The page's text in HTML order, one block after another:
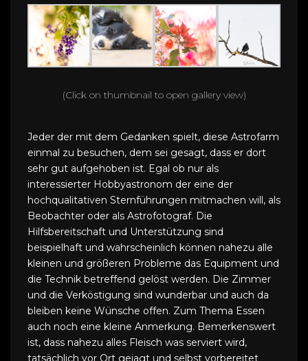
(Click on thumbnail to open gallery view)
Jeder der mit dem Gedanken spielt, diese Astrofarm
einmal zu besuchen, dem sei gesagt, dass er dort
sehr gut aufgehoben ist. Egal ob nur als
interessierter Hobbyastronom der eine der
hochqualitativen Sternführungen mitmachen will, als
Beobachter oder als Astrofotograf. Die
Hilfsbereitschaft und Unterstützung sind
beispielhaft und wahrscheinlich können nahezu alle
kleinen und größeren Probleme das Equipment und
die Technik betreffend gelöst werden. Die Zimmer
und die Verköstigung sind wunderbar und auch da
bleiben keine Wünsche offen. Zum Thema Essen
auch noch eine kleine Anmerkung. Bemerkenswert
ist, dass nahezu alles Fleisch was serviert wird,
tatsächlich vor Ort gejagt und selbst vorbereitet